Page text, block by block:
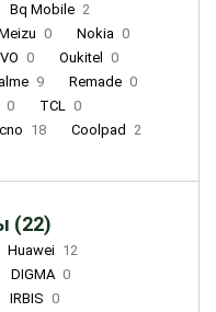
Bq Mobile 2
0 Nokia 0
0 Oukitel
0
9 Remade 0
0 TCL 0
18 Coolpad 2
(22)
Huawei 12
DIGMA 0
IRBIS 0